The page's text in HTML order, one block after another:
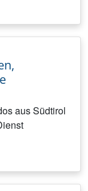
aus Südtirol